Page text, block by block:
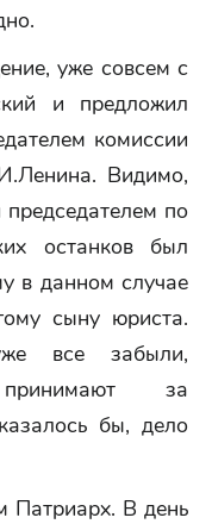
уже совсем с
и предложил
комиссии
Видимо,
по
останков был
в данном случае
сыну юриста.
все забыли,
за
бы, дело
Патриарх. В день